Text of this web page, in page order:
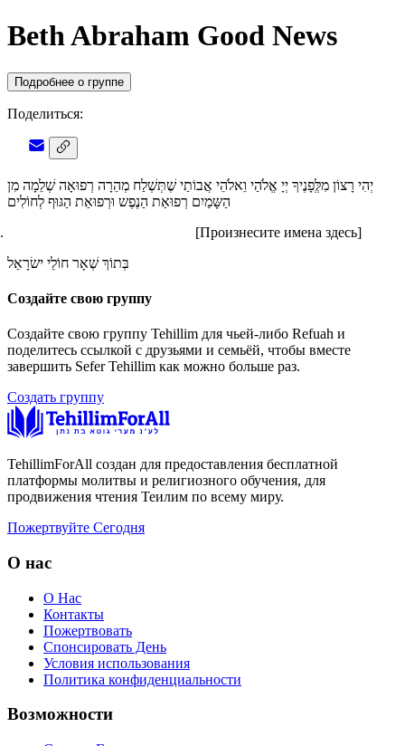
Beth Abraham Good News
Подробнее о группе
Поделиться:
יְהִי רָצוֹן מִלְְּפָנֶיךָ יְיָ אֱלֹהַי וֵאלֹהֵי אֲבוֹתַי שֶׁתְּשְׁלַח מְהֵרָה רְפוּאָה שְׁלֵמָה מִן
הַשָּמַיִם רְפוּאַת הַנֶפֶש וּרְפוּאַת הַגּוּף לְחוֹלִים
[Произнесите имена здесь]
בְּתוֹךְ שְׁאָר חוֹלֵי ישׂרָאֵל
Создайте свою группу
Создайте свою группу Tehillim для чьей-либо Refuah и
поделитесь ссылкой с друзьями и семьёй, чтобы вместе
завершить Sefer Tehillim как можно больше раз.
Создать группу
TehillimForAll создан для предоставления бесплатной
платформы молитвы и религиозного обучения, для
продвижения чтения Теилим по всему миру.
Пожертвуйте Сегодня
О нас
О Нас
Контакты
Пожертвовать
Спонсировать День
Условия использования
Политика конфиденциальности
Возможности